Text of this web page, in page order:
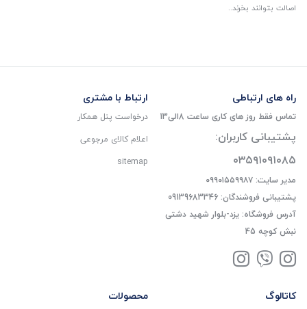
اصالت بتوانند بخرند..
راه های ارتباطی
تماس فقط روز های کاری ساعت 8الی13
پشتیبانی کاربران:
۰۳۵۹۱۰۹۱۰۸۵
مدیر سایت: ۰۹۹۰۱۵۵۹۹۸۷
پشتیبانی فروشندگان: 09139683346
آدرس فروشگاه: یزد-بلوار شهید دشتی
نبش کوچه 45
ارتباط با مشتری
درخواست پنل همکار
اعلام کالای مرجوعی
sitemap
کاتالوگ محصولات